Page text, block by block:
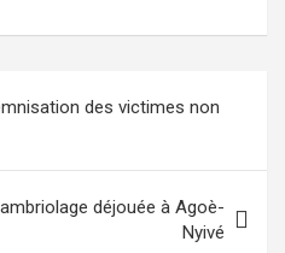
des victimes non
déjouée à Agoè-
Nyivé